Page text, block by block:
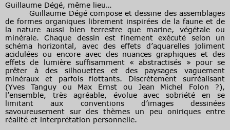
Guillaume Dégé, même lieu…
Guillaume Dégé compose et dessine des assemblages
de formes organiques librement inspirées de la faune et de
la nature aussi bien terrestre que marine, végétale ou
minérale. Chaque dessin est finement exécuté selon un
schéma horizontal, avec des effets d’aquarelles joliment
acidulées ou encore avec des nuances graphiques et des
effets de lumière suffisamment « abstractisés » pour se
prêter à des silhouettes et des paysages vaguement
minéraux et parfois flottants. Discrètement surréalisant
(Yves Tanguy ou Max Ernst ou Jean Michel Folon ?),
l’ensemble, très agréable, évolue avec sobriété en se
limitant aux conventions d’images dessinées
savoureusement sur des thèmes un peu oniriques entre
réalité et interprétation personnelle.